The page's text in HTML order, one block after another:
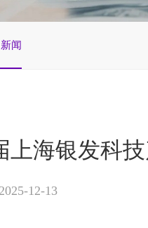
闻
上海银发科
12-13